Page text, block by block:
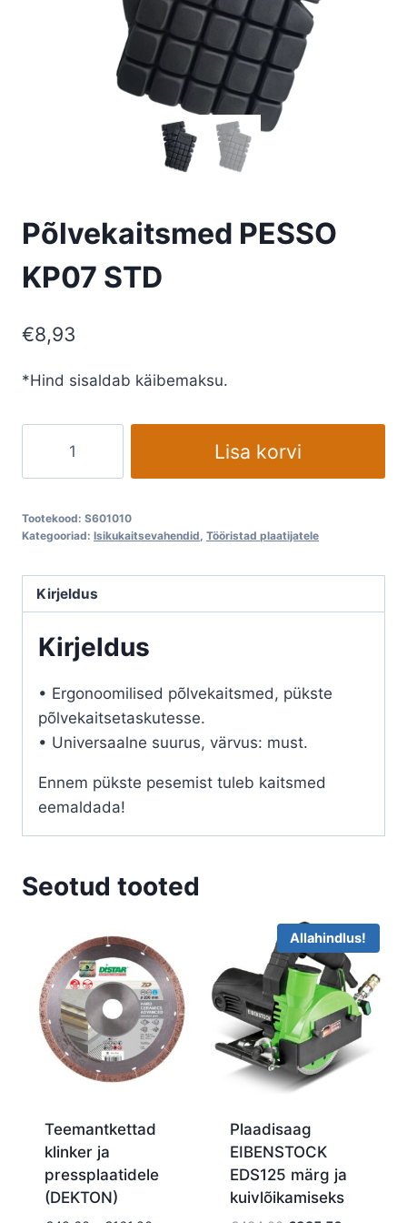
Põlvekaitsmed PESSO
KP07 STD
€8,93
*Hind sisaldab käibemaksu.
KP07
kogus
Lisa korvi
Tootekood: S601010
Kategooriad: Isikukaitsevahendid, Tööristad plaatijatele
Kirjeldus
Kirjeldus
• Ergonoomilised põlvekaitsmed, pükste
põlvekaitsetaskutesse.
• Universaalne suurus, värvus: must.
Ennem pükste pesemist tuleb kaitsmed
eemaldada!
Seotud tooted
Teemantkettad
klinker ja
pressplaatidele
(DEKTON)
Allahindlus!
Plaadisaag
EIBENSTOCK
EDS125 märg ja
kuivlõikamiseks